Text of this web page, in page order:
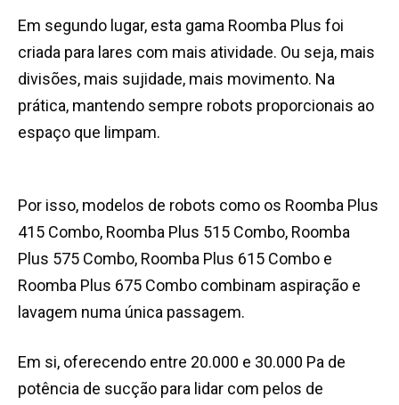
Em segundo lugar, esta gama Roomba Plus foi
criada para lares com mais atividade. Ou seja, mais
divisões, mais sujidade, mais movimento. Na
prática, mantendo sempre robots proporcionais ao
espaço que limpam.
Por isso, modelos de robots como os Roomba Plus
415 Combo, Roomba Plus 515 Combo, Roomba
Plus 575 Combo, Roomba Plus 615 Combo e
Roomba Plus 675 Combo combinam aspiração e
lavagem numa única passagem.
Em si, oferecendo entre 20.000 e 30.000 Pa de
potência de sucção para lidar com pelos de